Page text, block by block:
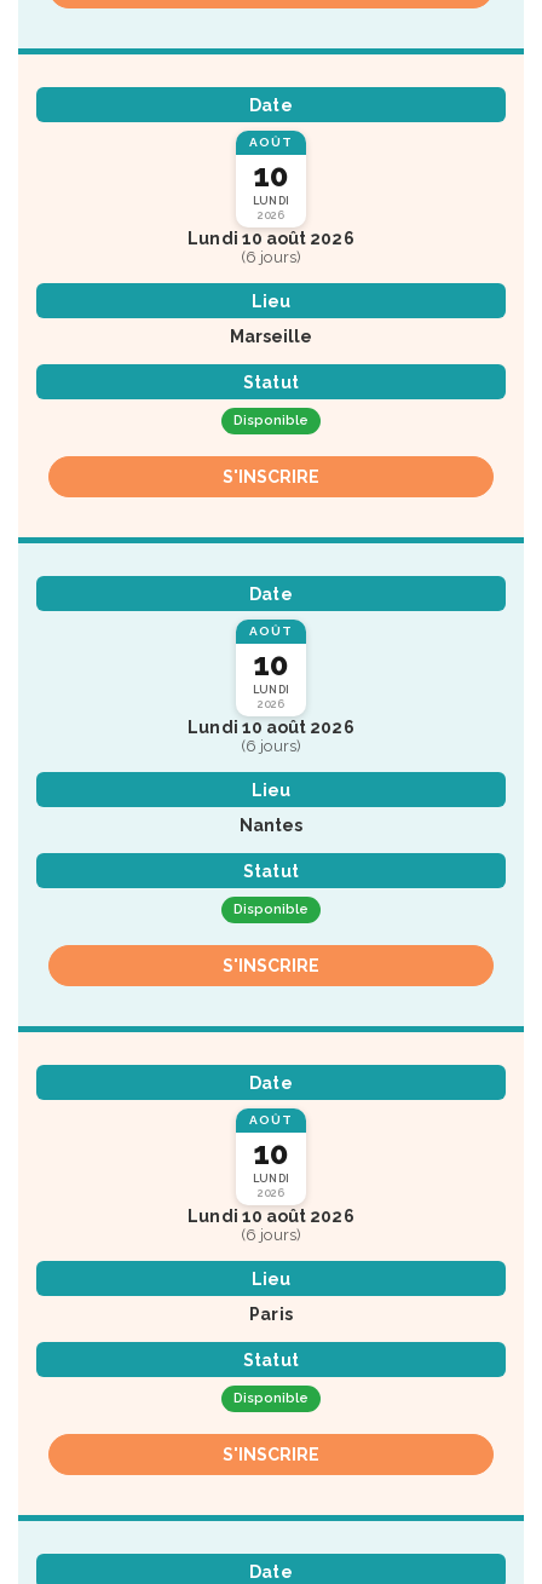
Date
AOÛT
10
LUNDI
2026
Lundi 10 août 2026
(6 jours)
Lieu
Marseille
Statut
Disponible
S'INSCRIRE
Date
AOÛT
10
LUNDI
2026
Lundi 10 août 2026
(6 jours)
Lieu
Nantes
Statut
Disponible
S'INSCRIRE
Date
AOÛT
10
LUNDI
2026
Lundi 10 août 2026
(6 jours)
Lieu
Paris
Statut
Disponible
S'INSCRIRE
Date